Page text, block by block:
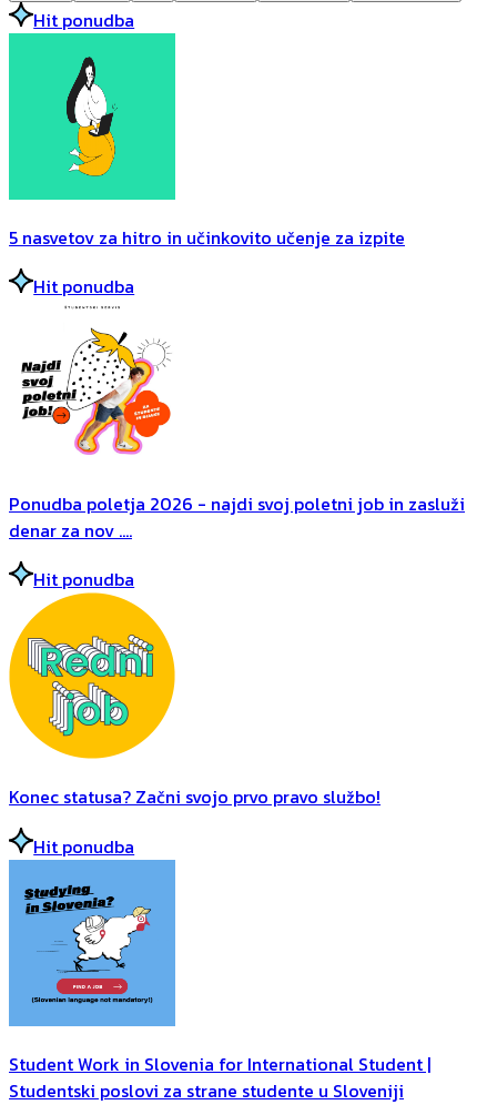
Hit ponudba
5 nasvetov za hitro in učinkovito učenje za izpite
Hit ponudba
Ponudba poletja 2026 - najdi svoj poletni job in zasluži
denar za nov ....
Hit ponudba
Konec statusa? Začni svojo prvo pravo službo!
Hit ponudba
Student Work in Slovenia for International Student |
Studentski poslovi za strane studente u Sloveniji